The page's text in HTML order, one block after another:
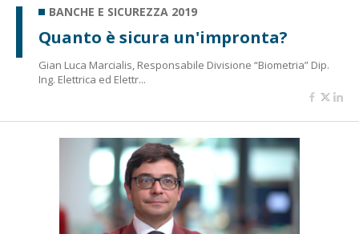
BANCHE E SICUREZZA 2019
Quanto è sicura un'impronta?
Gian Luca Marcialis, Responsabile Divisione “Biometria” Dip.
Ing. Elettrica ed Elettr...